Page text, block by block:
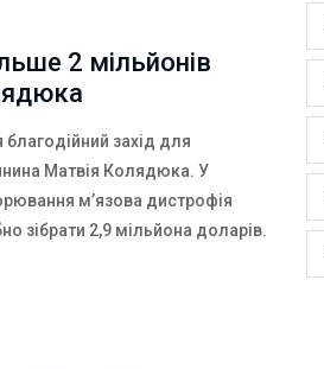
2 мільйонів
благодійний захід для
Матвія Колядюка. У
мʼязова дистрофія
зібрати 2,9 мільйона доларів.